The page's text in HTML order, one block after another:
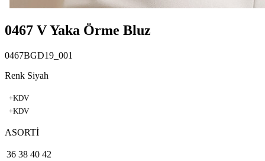
0467 V Yaka Örme Bluz
0467BGD19_001
Renk Siyah
+KDV
+KDV
ASORTİ
36 38 40 42